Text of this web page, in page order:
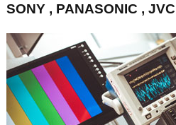
SONY , PANASONIC ,